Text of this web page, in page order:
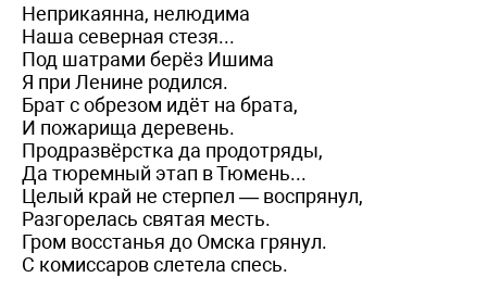
Неприкаянна, нелюдима
Наша северная стезя...
Под шатрами берёз Ишима
Я при Ленине родился.
Брат с обрезом идёт на брата,
И пожарища деревень.
Продразвёрстка да продотряды,
Да тюремный этап в Тюмень...
Целый край не стерпел — воспрянул,
Разгорелась святая месть.
Гром восстанья до Омска грянул.
С комиссаров слетела спесь.